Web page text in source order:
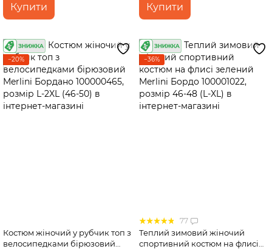
Купити Купити
−20%
Костюм жіночий у рубчик топ з
велосипедками бірюзовий
−36%
77
Теплий зимовий жіночий
спортивний костюм на флисі